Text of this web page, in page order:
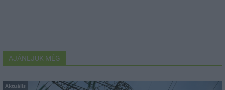
AJÁNLJUK MÉG
Aktuális